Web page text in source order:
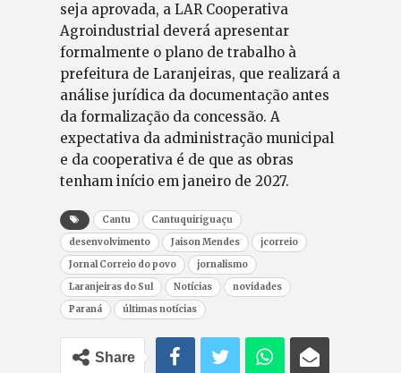
seja aprovada, a LAR Cooperativa
Agroindustrial deverá apresentar
formalmente o plano de trabalho à
prefeitura de Laranjeiras, que realizará a
análise jurídica da documentação antes
da formalização da concessão. A
expectativa da administração municipal
e da cooperativa é de que as obras
tenham início em janeiro de 2027.
Cantu
Cantuquiriguaçu
desenvolvimento
Jaison Mendes
jcorreio
Jornal Correio do povo
jornalismo
Laranjeiras do Sul
Notícias
novidades
Paraná
últimas notícias
Share